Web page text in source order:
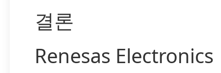
결론
Renesas Electronics